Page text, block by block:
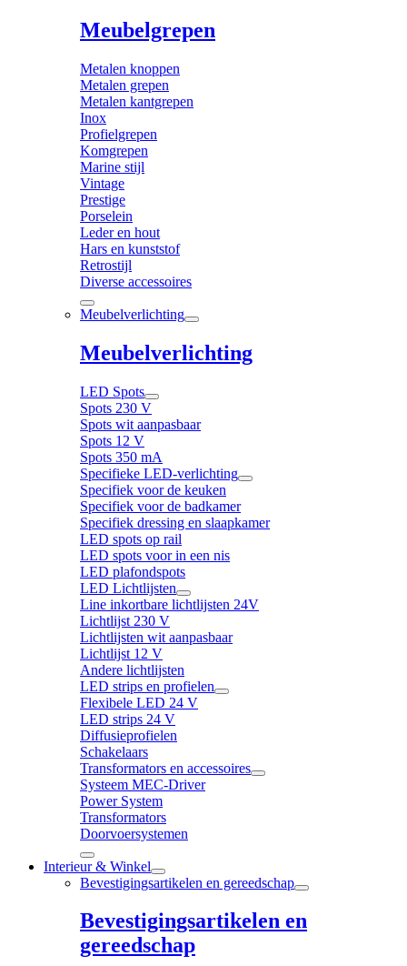
Meubelgrepen
Metalen knoppen
Metalen grepen
Metalen kantgrepen
Inox
Profielgrepen
Komgrepen
Marine stijl
Vintage
Prestige
Porselein
Leder en hout
Hars en kunststof
Retrostijl
Diverse accessoires
Meubelverlichting
Meubelverlichting
LED Spots
Spots 230 V
Spots wit aanpasbaar
Spots 12 V
Spots 350 mA
Specifieke LED-verlichting
Specifiek voor de keuken
Specifiek voor de badkamer
Specifiek dressing en slaapkamer
LED spots op rail
LED spots voor in een nis
LED plafondspots
LED Lichtlijsten
Line inkortbare lichtlijsten 24V
Lichtlijst 230 V
Lichtlijsten wit aanpasbaar
Lichtlijst 12 V
Andere lichtlijsten
LED strips en profielen
Flexibele LED 24 V
LED strips 24 V
Diffusieprofielen
Schakelaars
Transformators en accessoires
Systeem MEC-Driver
Power System
Transformators
Doorvoersystemen
Interieur & Winkel
Bevestigingsartikelen en gereedschap
Bevestigingsartikelen en
gereedschap